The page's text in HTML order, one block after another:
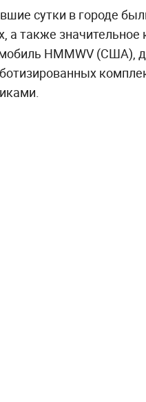
сутки в городе
а также значительное
HMMWV (США),